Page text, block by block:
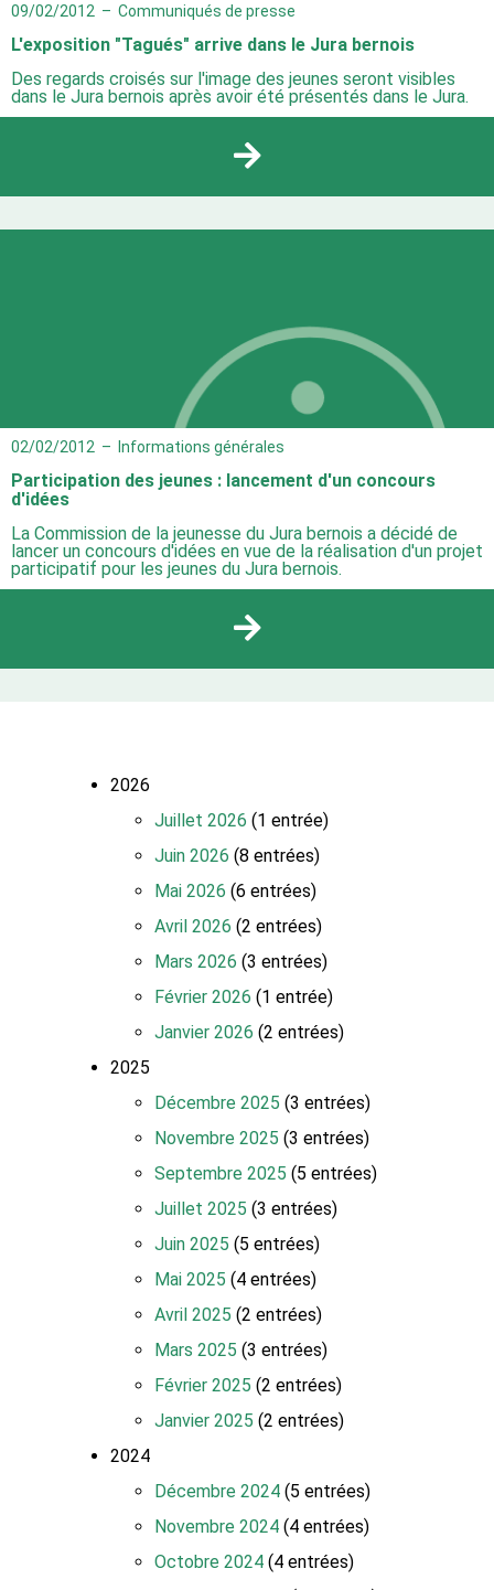
09/02/2012 – Communiqués de presse
L'exposition "Tagués" arrive dans le Jura bernois
Des regards croisés sur l'image des jeunes seront visibles
dans le Jura bernois après avoir été présentés dans le Jura.
02/02/2012 – Informations générales
Participation des jeunes : lancement d'un concours
d'idées
La Commission de la jeunesse du Jura bernois a décidé de
lancer un concours d'idées en vue de la réalisation d'un projet
participatif pour les jeunes du Jura bernois.
2026
Juillet 2026 (1 entrée)
Juin 2026 (8 entrées)
Mai 2026 (6 entrées)
Avril 2026 (2 entrées)
Mars 2026 (3 entrées)
Février 2026 (1 entrée)
Janvier 2026 (2 entrées)
2025
Décembre 2025 (3 entrées)
Novembre 2025 (3 entrées)
Septembre 2025 (5 entrées)
Juillet 2025 (3 entrées)
Juin 2025 (5 entrées)
Mai 2025 (4 entrées)
Avril 2025 (2 entrées)
Mars 2025 (3 entrées)
Février 2025 (2 entrées)
Janvier 2025 (2 entrées)
2024
Décembre 2024 (5 entrées)
Novembre 2024 (4 entrées)
Octobre 2024 (4 entrées)